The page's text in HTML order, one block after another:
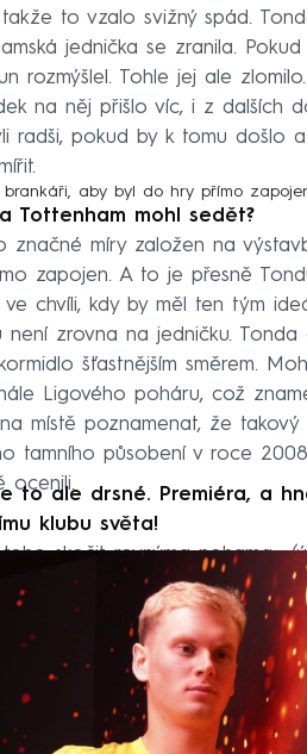
takže to vzalo svižný spád.
jednička se zranila.
rozmýšlel. Tohle jej ale
na něj přišlo víc, i z dalších
radši, pokud by k tomu
aby byl do hry přímo
Tottenham mohl sedět?
značné míry založen na
zapojen. A to je přesně
chvíli, kdy by měl ten tým
není zrovna na jedničku.
šťastnějším směrem.
Ligového poháru, což
místě poznamenat, že
tamního působení v roce
ocenili.
to ale drsné. Premiéra, a
klubu světa!
skočit rovnýma nohama…